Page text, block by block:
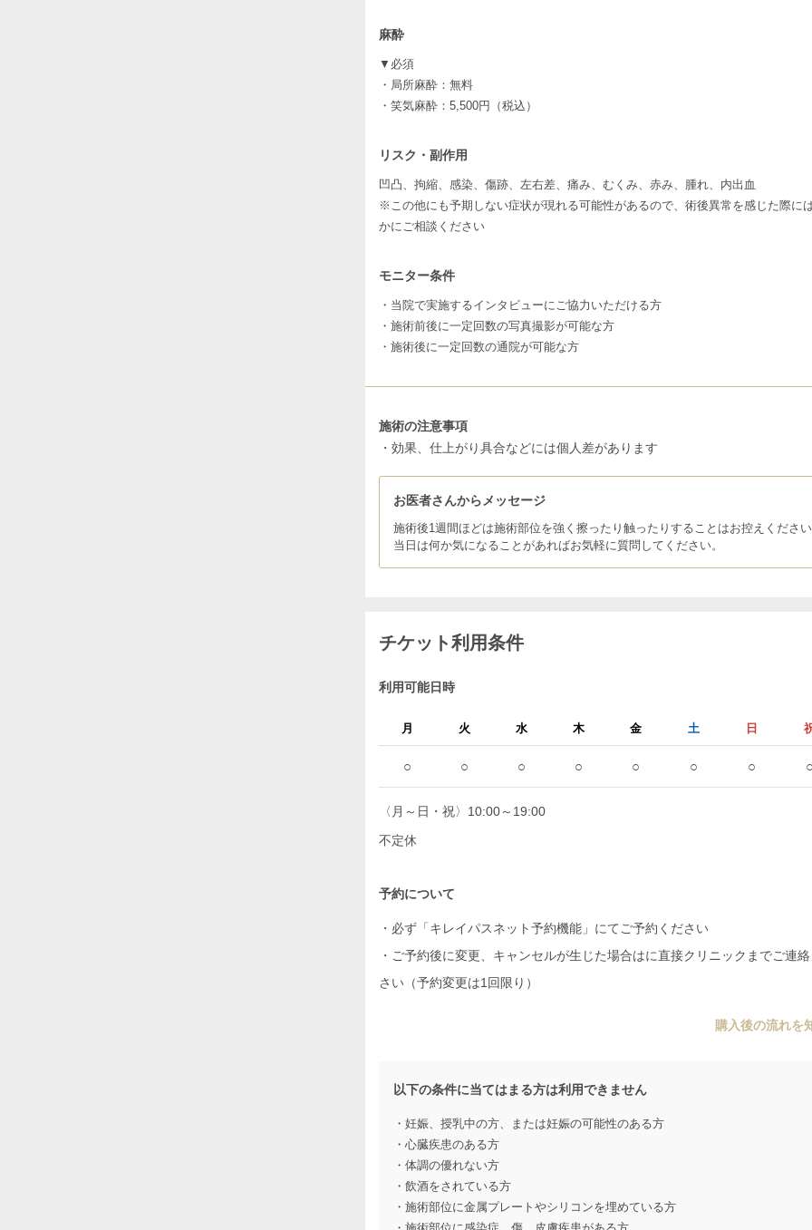
麻酔
▼必須
・局所麻酔：無料
・笑気麻酔：5,500円（税込）
リスク・副作用
凹凸、拘縮、感染、傷跡、左右差、痛み、むくみ、赤み、腫れ、内出血
※この他にも予期しない症状が現れる可能性があるので、術後異常を感じた際に
かにご相談ください
モニター条件
・当院で実施するインタビューにご協力いただける方
・施術前後に一定回数の写真撮影が可能な方
・施術後に一定回数の通院が可能な方
施術の注意事項
・効果、仕上がり具合などには個人差があります
お医者さんからメッセージ
施術後1週間ほどは施術部位を強く擦ったり触ったりすることはお控えくださ
当日は何か気になることがあればお気軽に質問してください。
チケット利用条件
利用可能日時
月 火 水 木 金 土 日
○ ○ ○ ○ ○ ○ ○
〈月～日・祝〉10:00～19:00
不定休
予約について
・必ず「キレイパスネット予約機能」にてご予約ください
・ご予約後に変更、キャンセルが生じた場合はに直接クリニックまでご連
さい（予約変更は1回限り）
購入後の流れを
以下の条件に当てはまる方は利用できません
・妊娠、授乳中の方、または妊娠の可能性のある方
・心臓疾患のある方
・体調の優れない方
・飲酒をされている方
・施術部位に金属プレートやシリコンを埋めている方